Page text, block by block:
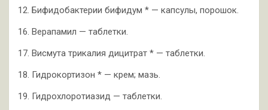
12. Бифидобактерии бифидум * — капсулы, порошок.
16. Верапамил — таблетки.
17. Висмута трикалия дицитрат * — таблетки.
18. Гидрокортизон * — крем; мазь.
19. Гидрохлоротиазид — таблетки.